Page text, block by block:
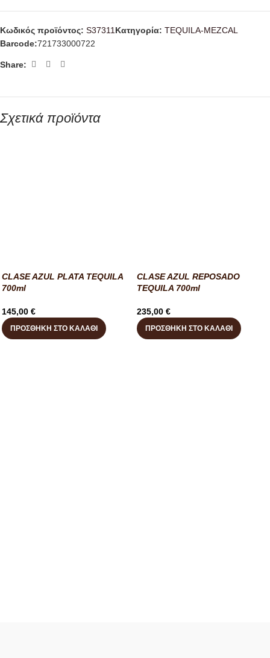
Κωδικός προϊόντος: S37311Κατηγορία: TEQUILA-MEZCAL
Barcode:721733000722
Share:
Σχετικά προϊόντα
CLASE AZUL PLATA TEQUILA
700ml
145,00 €
ΠΡΟΣΘΉΚΗ ΣΤΟ ΚΑΛΆΘΙ
CLASE AZUL REPOSADO
TEQUILA 700ml
235,00 €
ΠΡΟΣΘΉΚΗ ΣΤΟ ΚΑΛΆΘΙ